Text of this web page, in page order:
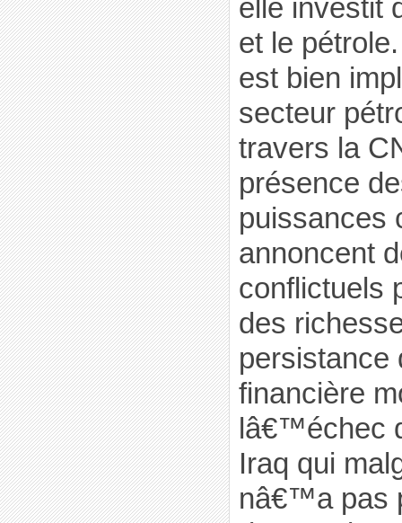
elle investit
et le
est bien
secteur
travers la
présence
puissances
annoncent
conflictuels
des
persistance
financière
lâ€™échec
Iraq qui
nâ€™a pas